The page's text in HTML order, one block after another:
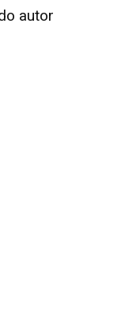
autor